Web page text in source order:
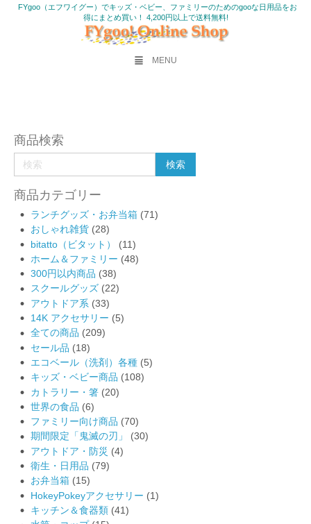
FYgoo（エフワイグー）でキッズ・ベビー、ファミリーのためのgooな日用品をお
得にまとめ買い！ 4,200円以上で送料無料!
MENU
商品検索
商品カテゴリー
ランチグッズ・お弁当箱 (71)
おしゃれ雑貨 (28)
bitatto（ビタット）
(11)
ホーム＆ファミリー (48)
300円以内商品 (38)
スクールグッズ (22)
アウトドア系 (33)
14K アクセサリー (5)
全ての商品 (209)
セール品 (18)
エコベール（洗剤）各種 (5)
キッズ・ベビー商品 (108)
カトラリー・箸 (20)
世界の食品 (6)
ファミリー向け商品 (70)
期間限定「鬼滅の刃」
(30)
アウトドア・防災 (4)
衛生・日用品 (79)
お弁当箱 (15)
HokeyPokeyアクセサリー (1)
キッチン＆食器類 (41)